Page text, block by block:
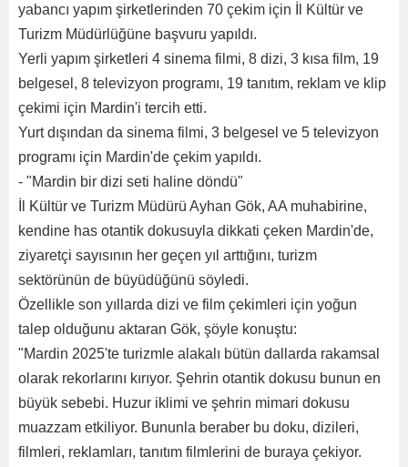
yabancı yapım şirketlerinden 70 çekim için İl Kültür ve
Turizm Müdürlüğüne başvuru yapıldı.
Yerli yapım şirketleri 4 sinema filmi, 8 dizi, 3 kısa film, 19
belgesel, 8 televizyon programı, 19 tanıtım, reklam ve klip
çekimi için Mardin'i tercih etti.
Yurt dışından da sinema filmi, 3 belgesel ve 5 televizyon
programı için Mardin'de çekim yapıldı.
- "Mardin bir dizi seti haline döndü"
İl Kültür ve Turizm Müdürü Ayhan Gök, AA muhabirine,
kendine has otantik dokusuyla dikkati çeken Mardin'de,
ziyaretçi sayısının her geçen yıl arttığını, turizm
sektörünün de büyüdüğünü söyledi.
Özellikle son yıllarda dizi ve film çekimleri için yoğun
talep olduğunu aktaran Gök, şöyle konuştu:
"Mardin 2025'te turizmle alakalı bütün dallarda rakamsal
olarak rekorlarını kırıyor. Şehrin otantik dokusu bunun en
büyük sebebi. Huzur iklimi ve şehrin mimari dokusu
muazzam etkiliyor. Bununla beraber bu doku, dizileri,
filmleri, reklamları, tanıtım filmlerini de buraya çekiyor.